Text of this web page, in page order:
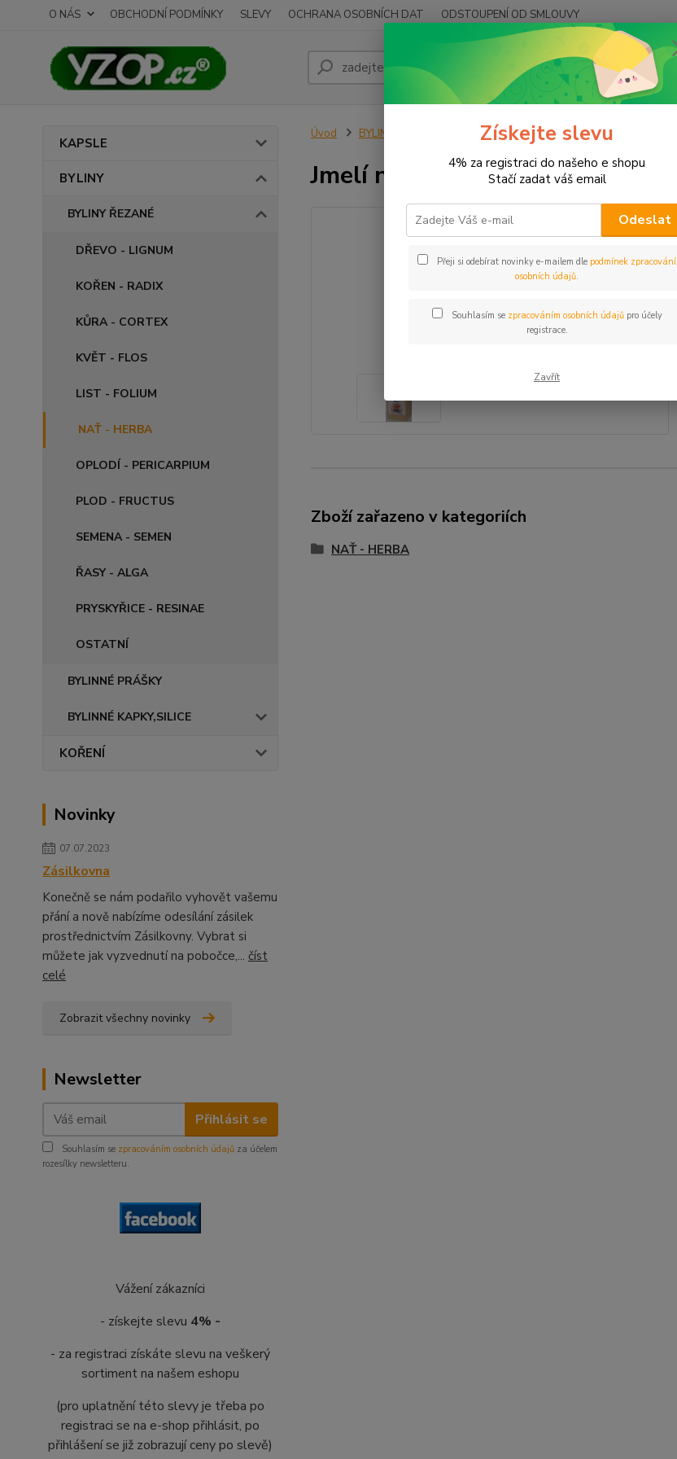
O NÁS OBCHODNÍ PODMÍNKY SLEVY OCHRANA OSOBNÍCH DAT ODSTOUPENÍ OD SMLOUVY
Hledat
KAPSLE
BYLINY
BYLINY ŘEZANÉ
DŘEVO - LIGNUM
KOŘEN - RADIX
KŮRA - CORTEX
KVĚT - FLOS
LIST - FOLIUM
NAŤ - HERBA
OPLODÍ - PERICARPIUM
PLOD - FRUCTUS
SEMENA - SEMEN
ŘASY - ALGA
PRYSKYŘICE - RESINAE
OSTATNÍ
BYLINNÉ PRÁŠKY
BYLINNÉ KAPKY,SILICE
KOŘENÍ
Novinky
07.07.2023
Zásilkovna
Konečně se nám podařilo vyhovět vašemu
přání a nově nabízíme odesílání zásilek
prostřednictvím Zásilkovny. Vybrat si
můžete jak vyzvednutí na pobočce,... číst
celé
Zobrazit všechny novinky
Newsletter
Přihlásit se
Souhlasím se zpracováním osobních údajů za účelem
rozesílky newsletteru.
Vážení zákazníci
- získejte slevu 4% -
- za registraci získáte slevu na veškerý
sortiment na našem eshopu
(pro uplatnění této slevy je třeba po
registraci se na e-shop přihlásit, po
přihlášení se již zobrazují ceny po slevě)
Úvod BYLINY BYLINY ŘEZANÉ NAŤ - HERBA Jmelí nať
Jmelí nať
Zboží zařazeno v kategoriích
NAŤ - HERBA
Získejte slevu
4% za registraci do našeho e shopu
Stačí zadat váš email
Odeslat
Přeji si odebírat novinky e-mailem dle podmínek zpracování
osobních údajů.
Souhlasím se zpracováním osobních údajůpro účely
registrace.
Zavřít